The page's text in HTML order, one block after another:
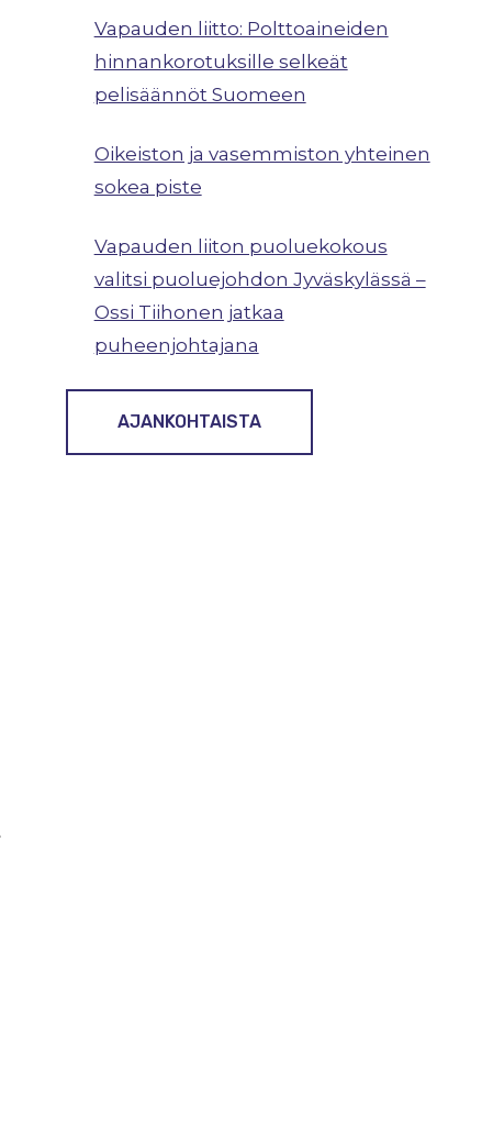
Vapauden liitto: Polttoaineiden
hinnankorotuksille selkeät
pelisäännöt Suomeen
Oikeiston ja vasemmiston yhteinen
sokea piste
Vapauden liiton puoluekokous
valitsi puoluejohdon Jyväskylässä –
Ossi Tiihonen jatkaa
puheenjohtajana
AJANKOHTAISTA